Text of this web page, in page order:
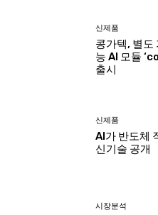
신제품
콩가텍, 별도
능 AI 모듈
출시
신제품
AI가 반도체
신기술 공개
시장분석